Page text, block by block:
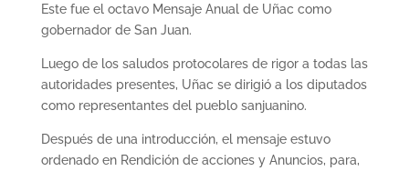
Este fue el octavo Mensaje Anual de Uñac como
gobernador de San Juan.
Luego de los saludos protocolares de rigor a todas las
autoridades presentes, Uñac se dirigió a los diputados
como representantes del pueblo sanjuanino.
Después de una introducción, el mensaje estuvo
ordenado en Rendición de acciones y Anuncios, para,